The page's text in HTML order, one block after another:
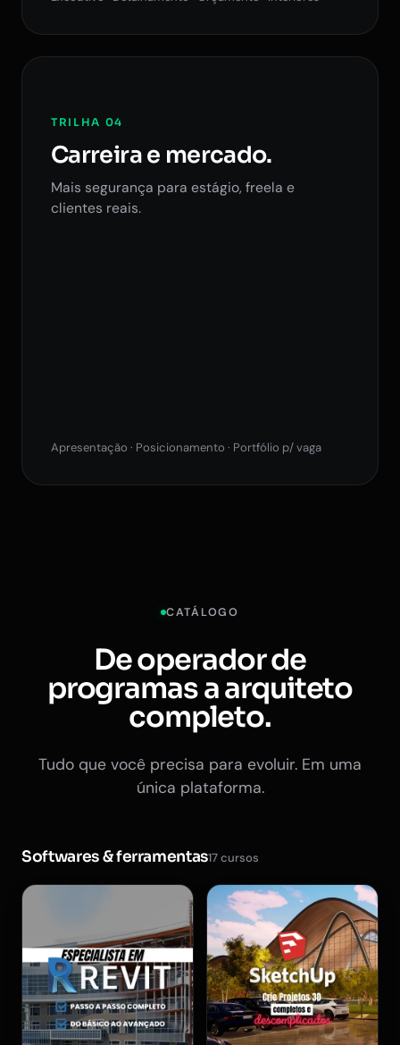
TRILHA 04
Carreira e mercado.
Mais segurança para estágio, freela e
clientes reais.
Apresentação · Posicionamento · Portfólio p/ vaga
CATÁLOGO
De operador de
programas a arquiteto
completo.
Tudo que você precisa para evoluir. Em uma
única plataforma.
Softwares & ferramentas17 cursos